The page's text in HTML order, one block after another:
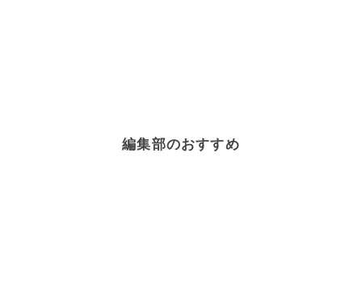
編集部のおすすめ